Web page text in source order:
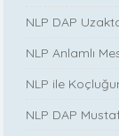
NLP DAP
NLP Anlamlı
NLP ile
NLP DAP